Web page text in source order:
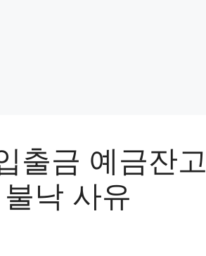
출금 예금잔고
낙 사유